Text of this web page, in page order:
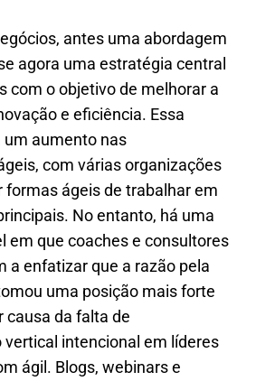
antes uma abordagem
agora uma estratégia central
com o objetivo de melhorar a
e eficiência. Essa
um aumento nas
com várias organizações
ágeis de trabalhar em
No entanto, há uma
em que coaches e consultores
a enfatizar que a razão pela
uma posição mais forte
causa da falta de
intencional em líderes
ágil. Blogs, webinars e